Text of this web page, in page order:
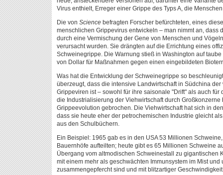
Virus enthielt, Erreger einer Grippe des Typs A, die
Die von Science befragten Forscher befürchteten, eines
menschlichen Grippevirus entwickeln – man nimmt an, dass
durch eine Vermischung der Gene von Menschen und
verursacht wurden. Sie drängten auf die Errichtung eines
Schweinegrippe. Die Warnung stieß in Washington auf
von Dollar für Maßnahmen gegen einen eingebildeten
Was hat die Entwicklung der Schweinegrippe so
überzeugt, dass die intensive Landwirtschaft in Südchina
Grippeviren ist – sowohl für ihre saisonale "Drift" als auch
die Industrialisierung der Viehwirtschaft durch
Grippeevolution gebrochen. Die Viehwirtschaft hat sich in
dass sie heute eher der petrochemischen Industrie gleicht
aus den Schulbüchern.
Ein Beispiel: 1965 gab es in den USA 53 Millionen
Bauernhöfe aufteilten; heute gibt es 65 Millionen Schweine
Übergang vom altmodischen Schweinestall zu gigantischen
mit einem mehr als geschwächten Immunsystem im Mist
zusammengepfercht sind und mit blitzartiger